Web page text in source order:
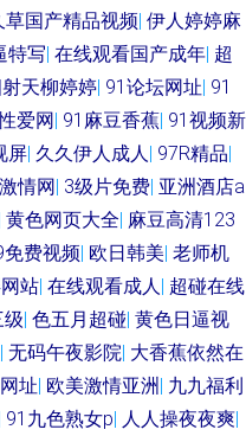
草国产精品视频| 伊人婷婷麻
特写| 在线观看国产成年| 超
天柳婷婷| 91论坛网址| 91
爱网| 91麻豆香蕉| 91视频新
屏| 久久伊人成人| 97R精品|
情网| 3级片免费| 亚洲酒店a
黄色网页大全| 麻豆高清123
免费视频| 欧日韩美| 老师机
站| 在线观看成人| 超碰在线
| 色五月超碰| 黄色日逼视
| 无码午夜影院| 大香蕉依然在
址| 欧美激情亚洲 | 九九福利
91九色熟女p| 人人操夜夜爽|